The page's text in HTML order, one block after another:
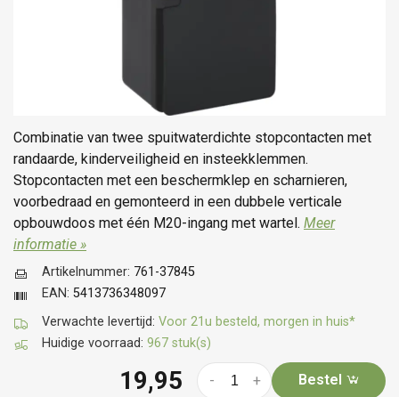
Combinatie van twee spuitwaterdichte stopcontacten met
randaarde, kinderveiligheid en insteekklemmen.
Stopcontacten met een beschermklep en scharnieren,
voorbedraad en gemonteerd in een dubbele verticale
opbouwdoos met één M20-ingang met wartel. Meer
informatie »
Verwachte levertijd: Voor 21u besteld, morgen in huis*
Huidige voorraad: 967 stuk(s)
Artikelnummer: 761-37845
EAN: 5413736348097
19,95 +
- Bestel